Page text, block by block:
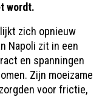
wordt.
zich opnieuw
Napoli zit in een
en spanningen
Zijn moeizame
voor frictie,